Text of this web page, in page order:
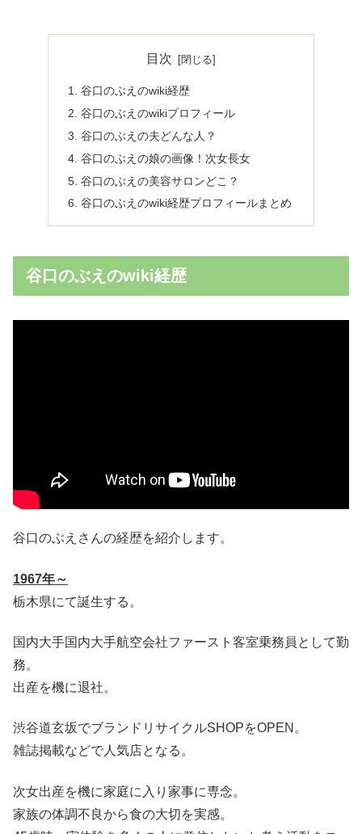
目次
谷口のぶえのwiki経歴
谷口のぶえのwikiプロフィール
谷口のぶえの夫どんな人？
谷口のぶえの娘の画像！次女長女
谷口のぶえの美容サロンどこ？
谷口のぶえのwiki経歴プロフィールまとめ
谷口のぶえのwiki経歴
谷口のぶえさんの経歴を紹介します。
1967年～
栃木県にて誕生する。
国内大手国内大手航空会社ファースト客室乗務員として勤
務。
出産を機に退社。
渋谷道玄坂でブランドリサイクルSHOPをOPEN。
雑誌掲載などで人気店となる。
次女出産を機に家庭に入り家事に専念。
家族の体調不良から食の大切を実感。